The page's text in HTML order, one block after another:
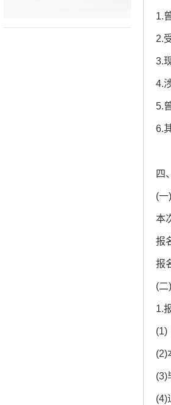
1.
2.
3.
4.
5.
6.
四
(
本
报
报
(
1.
(1)
(2)
(3)
(4)